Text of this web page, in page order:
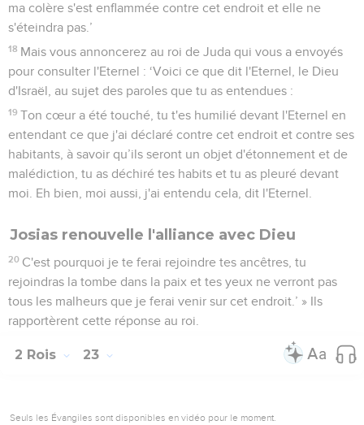
ma colère s'est enflammée contre cet endroit et elle ne
s'éteindra pas.’
18 Mais vous annoncerez au roi de Juda qui vous a envoyés
pour consulter l'Eternel : ‘Voici ce que dit l'Eternel, le Dieu
d'Israël, au sujet des paroles que tu as entendues :
19 Ton cœur a été touché, tu t'es humilié devant l'Eternel en
entendant ce que j'ai déclaré contre cet endroit et contre ses
habitants, à savoir qu’ils seront un objet d'étonnement et de
malédiction, tu as déchiré tes habits et tu as pleuré devant
moi. Eh bien, moi aussi, j'ai entendu cela, dit l'Eternel.
Josias renouvelle l'alliance avec Dieu
20 C'est pourquoi je te ferai rejoindre tes ancêtres, tu
rejoindras la tombe dans la paix et tes yeux ne verront pas
tous les malheurs que je ferai venir sur cet endroit.’ » Ils
rapportèrent cette réponse au roi.
2 Rois 23
Seuls les Évangiles sont disponibles en vidéo pour le moment.